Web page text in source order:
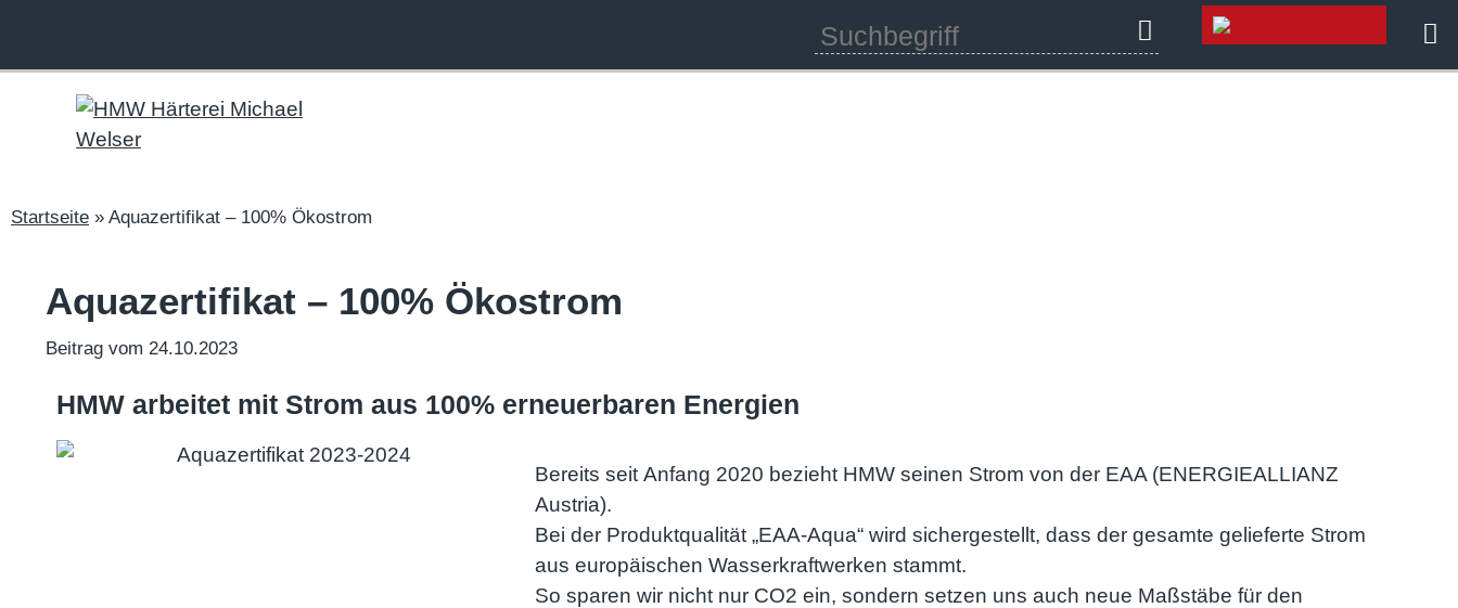
Startseite » Aquazertifikat – 100% Ökostrom
Aquazertifikat – 100% Ökostrom
Beitrag vom 24.10.2023
HMW arbeitet mit Strom aus 100% erneuerbaren Energien
Bereits seit Anfang 2020 bezieht HMW seinen Strom von der EAA (ENERGIEALLIANZ
Austria).
Bei der Produktqualität „EAA-Aqua“ wird sichergestellt, dass der gesamte gelieferte Strom
aus europäischen Wasserkraftwerken stammt.
So sparen wir nicht nur CO2 ein, sondern setzen uns auch neue Maßstäbe für den